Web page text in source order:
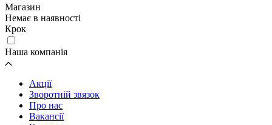
Магазин
Немає в наявності
Крок
Наша компанія
Акції
Зворотній звязок
Про нас
Вакансії